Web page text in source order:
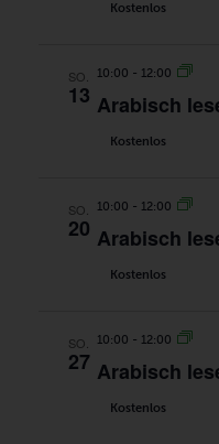
Kostenlos
SO.
13
10:00 - 12:00
Arabisch
Kostenlos
SO.
20
10:00 - 12:00
Arabisch
Kostenlos
SO.
27
10:00 - 12:00
Arabisch
Kostenlos